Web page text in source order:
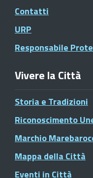
Contatti
URP
Responsabile
Vivere la Città
Storia e Tradizioni
Riconoscimento
Marchio
Mappa della Città
Eventi in Città